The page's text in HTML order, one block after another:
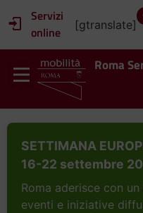
contenuto
Servizi
online
[gtranslate]
Roma
SETTIMANA
16-22 settembre
Roma aderisce con
eventi e iniziative